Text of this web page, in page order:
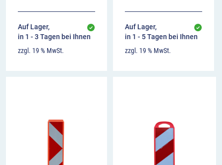
Auf Lager,
in 1 - 3 Tagen bei Ihnen
zzgl. 19 % MwSt.
Auf Lager,
in 1 - 5 Tagen bei Ihnen
zzgl. 19 % MwSt.